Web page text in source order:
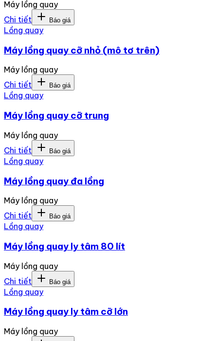
Máy lồng quay
Chi tiết
Báo giá
Lồng quay
Máy lồng quay cỡ nhỏ (mô tơ trên)
Máy lồng quay
Chi tiết
Báo giá
Lồng quay
Máy lồng quay cỡ trung
Máy lồng quay
Chi tiết
Báo giá
Lồng quay
Máy lồng quay đa lồng
Máy lồng quay
Chi tiết
Báo giá
Lồng quay
Máy lồng quay ly tâm 80 lít
Máy lồng quay
Chi tiết
Báo giá
Lồng quay
Máy lồng quay ly tâm cỡ lớn
Máy lồng quay